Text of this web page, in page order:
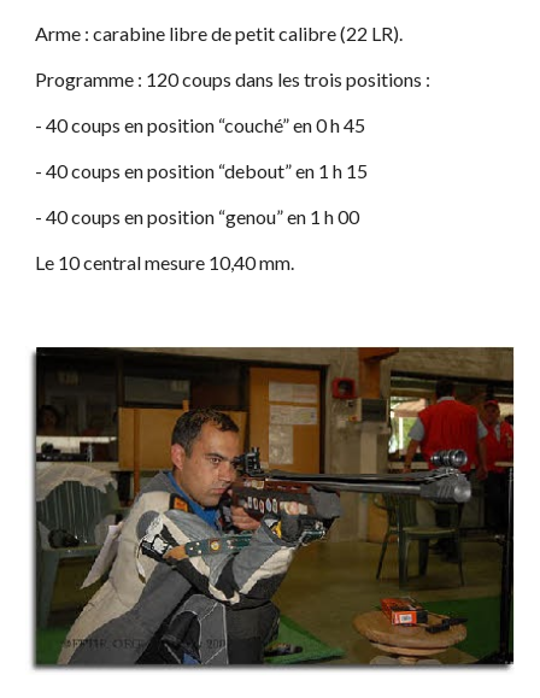
Arme : carabine libre de petit calibre (22 LR).
Programme : 120 coups dans les trois positions :
- 40 coups en position “couché” en 0 h 45
- 40 coups en position “debout” en 1 h 15
- 40 coups en position “genou” en 1 h 00
Le 10 central mesure 10,40 mm.